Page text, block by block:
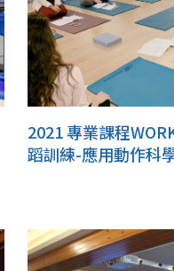
2021 專業課程
蹈訓練-應用動作科